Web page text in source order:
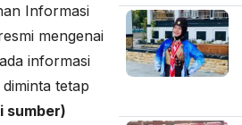
Informasi
mengenai
informasi
tetap
sumber)